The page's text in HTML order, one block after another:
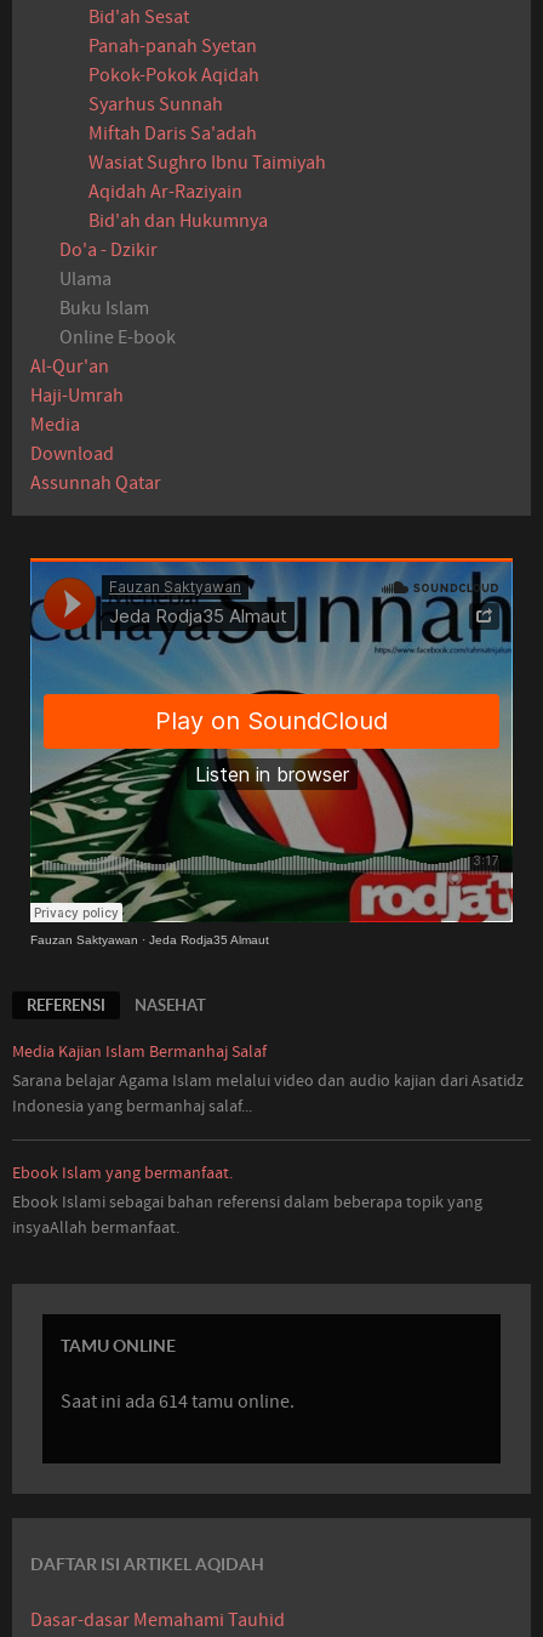
Bid'ah Sesat
Panah-panah Syetan
Pokok-Pokok Aqidah
Syarhus Sunnah
Miftah Daris Sa'adah
Wasiat Sughro Ibnu Taimiyah
Aqidah Ar-Raziyain
Bid'ah dan Hukumnya
Do'a - Dzikir
Ulama
Buku Islam
Online E-book
Al-Qur'an
Haji-Umrah
Media
Download
Assunnah Qatar
Fauzan Saktyawan · Jeda Rodja35 Almaut
REFERENSI NASEHAT
Media Kajian Islam Bermanhaj Salaf
Sarana belajar Agama Islam melalui video dan audio kajian dari Asatidz
Indonesia yang bermanhaj salaf...
Ebook Islam yang bermanfaat.
Ebook Islami sebagai bahan referensi dalam beberapa topik yang
insyaAllah bermanfaat.
TAMU ONLINE
Saat ini ada 614 tamu online.
DAFTAR ISI ARTIKEL AQIDAH
Dasar-dasar Memahami Tauhid